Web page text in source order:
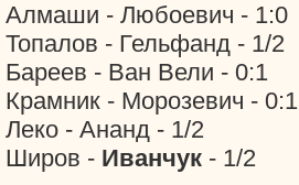
Алмаши - Любоевич - 1:0
Топалов - Гельфанд - 1/2
Бареев - Ван Вели - 0:1
Крамник - Морозевич - 0:1
Леко - Ананд - 1/2
Широв - Иванчук - 1/2